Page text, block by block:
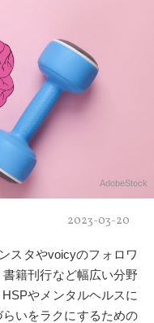
AdobeStock
2023-03-20
スタやvoicyのフォロワ
籍刊行など幅広い分野
やメンタルヘルスに
いをラクにするための